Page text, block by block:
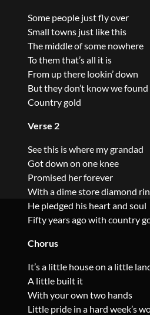
Some people just fly over
Small towns just like this
The middle of some nowhere
To them that’s all it is
From up there lookin’ down
But they don’t know we found
Country gold
Verse 2
See this is where my grandad
Got down on one knee
Promised her forever
With a dime store diamond
He pledged his heart and soul
Fifty years ago with country
Chorus
It’s a little house on a little
A little built it
With your own two hands
Little pride in a hard week’s